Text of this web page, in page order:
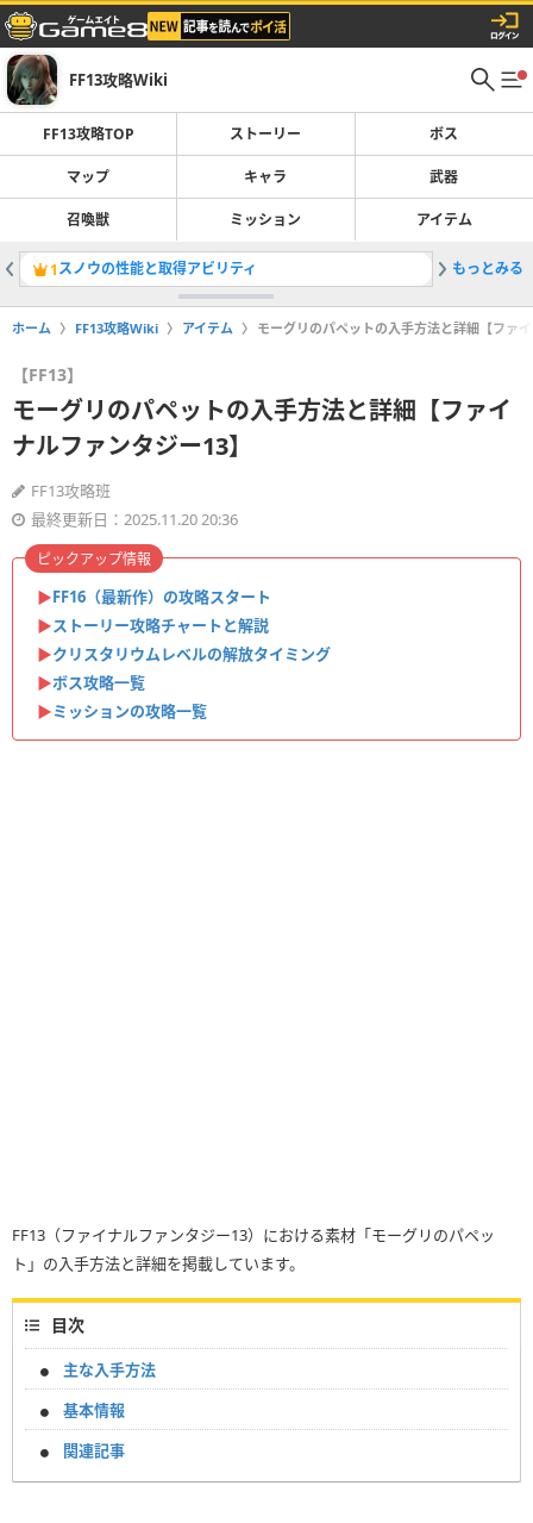
FF13攻略Wiki
FF13攻略TOP ストーリー ボス
マップ キャラ 武器
召喚獣 ミッション アイテム
1スノウの性能と取得アビリティ 2ストー
もっとみる
ホーム FF13攻略Wiki アイテム モーグリのパペットの入手方法と詳細【ファ
【FF13】
モーグリのパペットの入手方法と詳細【ファイ
ナルファンタジー13】
FF13攻略班
最終更新日：2025.11.20 20:36
▶︎FF16（最新作）の攻略スタート
▶ストーリー攻略チャートと解説
▶クリスタリウムレベルの解放タイミング
▶ボス攻略一覧
▶ミッションの攻略一覧
ピックアップ情報
FF13（ファイナルファンタジー13）における素材「モーグリのパペッ
ト」の入手方法と詳細を掲載しています。
目次
主な入手方法
基本情報
関連記事